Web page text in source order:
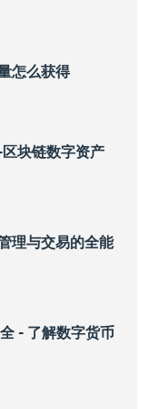
怎么获得
块链数字资产
理与交易的全能
- 了解数字货币